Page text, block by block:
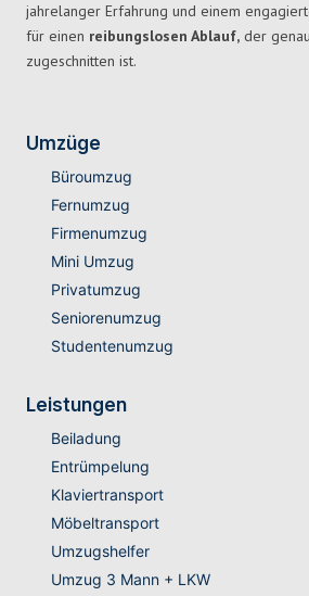
jahrelanger Erfahrung und einem
für einen reibungslosen Ablauf, der
zugeschnitten ist.
Umzüge
Büroumzug
Fernumzug
Firmenumzug
Mini Umzug
Privatumzug
Seniorenumzug
Studentenumzug
Leistungen
Beiladung
Entrümpelung
Klaviertransport
Möbeltransport
Umzugshelfer
Umzug 3 Mann + LKW